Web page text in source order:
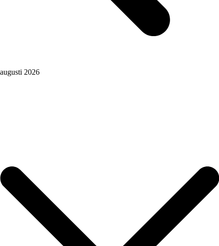
augusti 2026